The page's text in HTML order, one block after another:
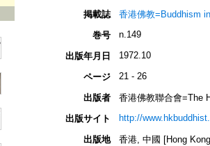
掲載誌
香港佛教=Buddhism
巻号
n.149
出版年月日 1972.10
ページ 21 - 26
出版者
香港佛教聯合會=The
出版サイト
http://
出版地
香港, 中國 [Hong